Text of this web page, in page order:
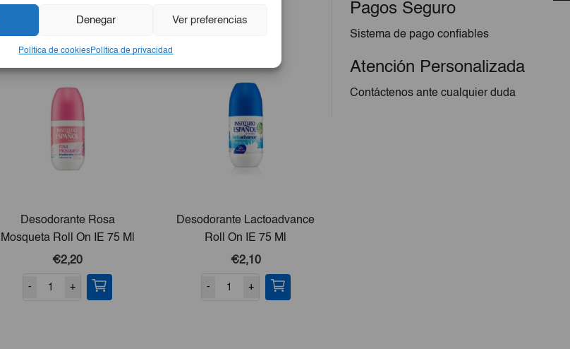
Denegar Ver preferencias
Política de cookiesPolítica de privacidad
Desodorante Rosa
Mosqueta Roll On IE 75 Ml
€2,20
- +
Desodorante Lactoadvance
Roll On IE 75 Ml
€2,10
- +
Pagos Seguro
Sistema de pago confiables
Atención Personalizada
Contáctenos ante cualquier duda